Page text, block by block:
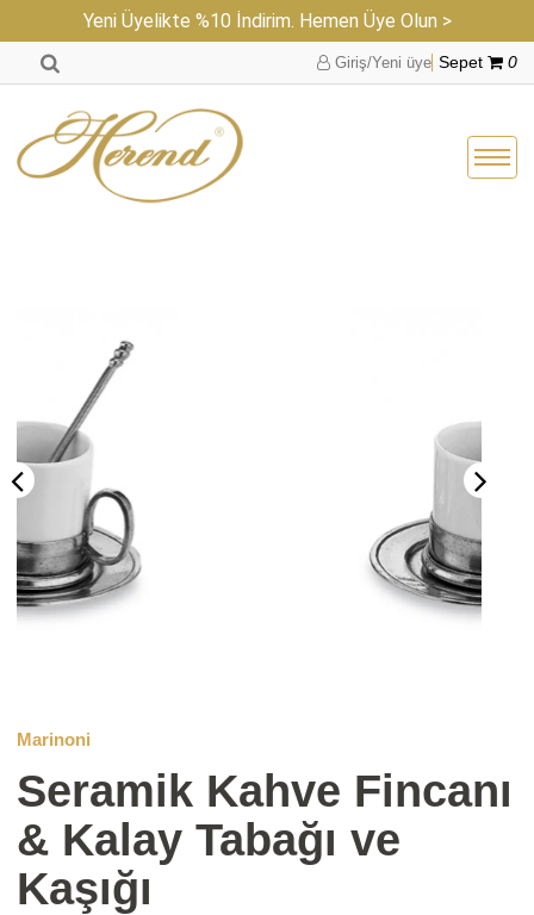
Yeni Üyelikte %10 İndirim. Hemen Üye Olun >
Giriş/Yeni üye Sepet 0
Marinoni
Seramik Kahve Fincanı
& Kalay Tabağı ve
Kaşığı